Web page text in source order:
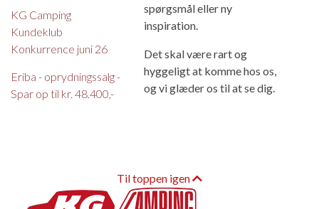
KG Camping
Kundeklub
Konkurrence juni 26
Eriba - oprydningssalg -
Spar op til kr. 48.400,-
spørgsmål eller ny
inspiration.
Det skal være rart og
hyggeligt at komme hos os,
og vi glæder os til at se dig.
Til toppen igen